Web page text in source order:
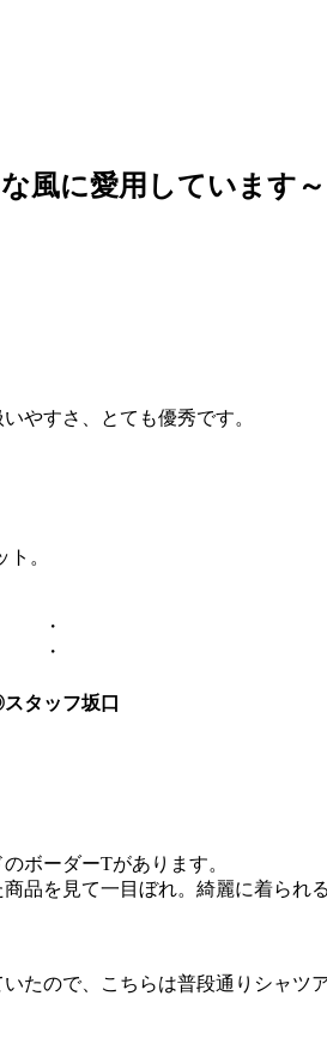
風に愛用しています～
やすさ、とても優秀です。
。
・
・
タッフ坂口
ボーダーTがあります。
品を見て一目ぼれ。綺麗に着ら
たので、こちらは普段通りシャ